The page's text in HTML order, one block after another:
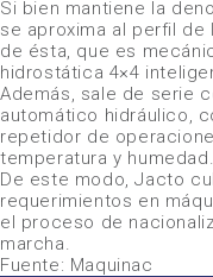
Si bien mantiene la
se aproxima al perfil de
de ésta, que es
hidrostática 4×4
Además, sale de serie
automático hidráulico,
repetidor de
temperatura y humedad.
De este modo,Jacto
requerimientos en
el proceso de
marcha.
Fuente: Maquinac